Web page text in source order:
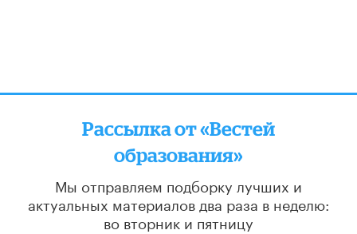
Рассылка от «Вестей
образования»
Мы отправляем подборку лучших и
актуальных материалов два раза в неделю:
во вторник и пятницу